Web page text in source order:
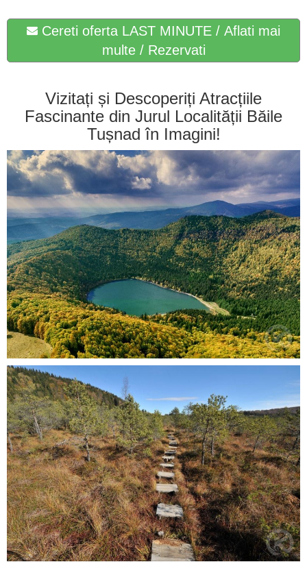
Cereti oferta LAST MINUTE / Aflati mai
multe / Rezervati
Vizitați și Descoperiți Atracțiile
Fascinante din Jurul Localității Băile
Tușnad în Imagini!